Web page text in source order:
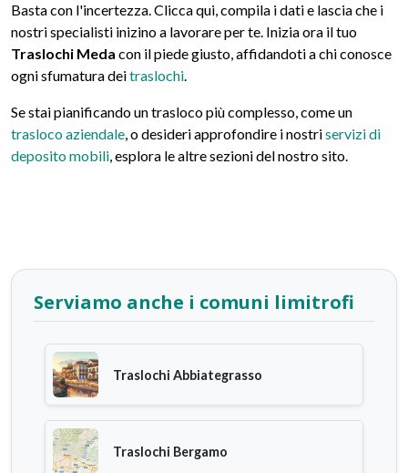
Basta con l'incertezza. Clicca qui, compila i dati e lascia che i
nostri specialisti inizino a lavorare per te. Inizia ora il tuo
Traslochi Meda con il piede giusto, affidandoti a chi conosce
ogni sfumatura deitraslochi.
Se stai pianificando un trasloco più complesso, come un
trasloco aziendale, o desideri approfondire i nostriservizi di
deposito mobili, esplora le altre sezioni del nostro sito.
Serviamo anche i comuni limitrofi
Traslochi Abbiategrasso
Traslochi Bergamo